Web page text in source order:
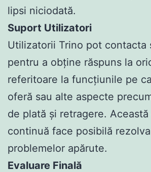
lipsi niciodată.
Suport Utilizatori
Utilizatorii Trino pot contacta
pentru a obține răspuns la
referitoare la funcțiunile pe
oferă sau alte aspecte
de plată și retragere.
continuă face posibilă
problemelor apărute.
Evaluare Finală